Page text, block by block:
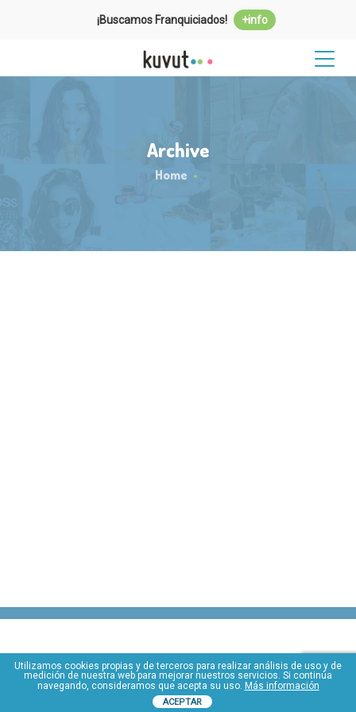
¡Buscamos Franquiciados! +info
Archive
Home
Utilizamos cookies propias y de terceros para realizar análisis de uso y de
medición de nuestra web para mejorar nuestros servicios. Si continúa
navegando, consideramos que acepta su uso. Más información
ACEPTAR